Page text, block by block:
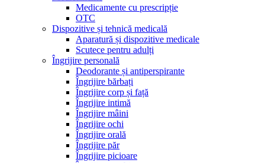
Medicamente cu prescripție
OTC
Dispozitive și tehnică medicală
Aparatură și dispozitive medicale
Scutece pentru adulți
Îngrijire personală
Deodorante și antiperspirante
Îngrijire bărbați
Îngrijire corp și față
Îngrijire intimă
Îngrijire mâini
Îngrijire ochi
Îngrijire orală
Îngrijire păr
Îngrijire picioare